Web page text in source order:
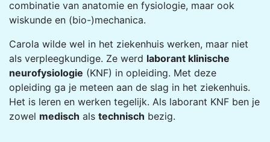
combinatie van anatomie en fysiologie, maar ook
wiskunde en (bio-)mechanica.
Carola wilde wel in het ziekenhuis werken, maar niet
als verpleegkundige. Ze werd laborant klinische
neurofysiologie (KNF) in opleiding. Met deze
opleiding ga je meteen aan de slag in het ziekenhuis.
Het is leren en werken tegelijk. Als laborant KNF ben je
zowel medisch als technisch bezig.